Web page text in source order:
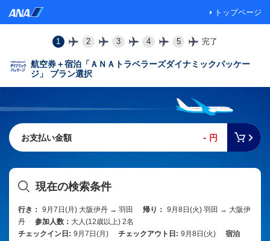
トップページ
1 2 3 4 5 完了
航空券＋宿泊「ＡＮＡトラベラーズダイナミックパッケー
ジ」 プラン選択
お支払い金額 - 円
現在の検索条件
行き： 9月7日(月) 大阪伊丹 → 羽田 帰り： 9月8日(火) 羽田 → 大阪伊
丹
参加人数： 大人(12歳以上) 2名
チェックイン日: 9月7日(月) チェックアウト日: 9月8日(火)
宿泊